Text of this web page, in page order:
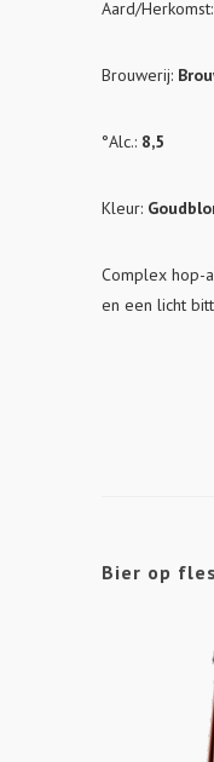
Aard/Herkomst:
Brouwerij:
°Alc.: 8,5
Kleur:
Complex hop-
en een licht
Bier op fles